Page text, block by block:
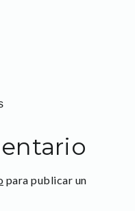
para publicar un